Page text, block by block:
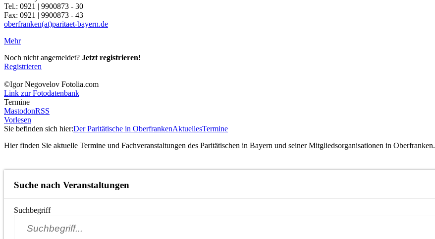
Tel.: 0921 | 9900873 - 30
Fax: 0921 | 9900873 - 43
oberfranken(at)paritaet-bayern.de
Mehr
Noch nicht angemeldet? Jetzt registrieren!
Registrieren
©Igor Negovelov Fotolia.com
Link zur Fotodatenbank
Termine
MastodonRSS
Vorlesen
Sie befinden sich hier:Der Paritätische in OberfrankenAktuellesTermine
Hier finden Sie aktuelle Termine und Fachveranstaltungen des Paritätischen in Bayern und seiner Mitgliedsorganisationen in Oberfranken.
Suche nach Veranstaltungen
Suchbegriff